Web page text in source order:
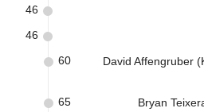
46
46
David Affengruber
60
Bryan
65